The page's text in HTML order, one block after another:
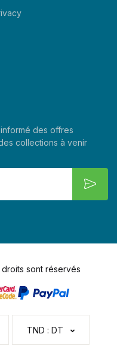
des offres
collections à venir
droits sont réservés
TND : DT